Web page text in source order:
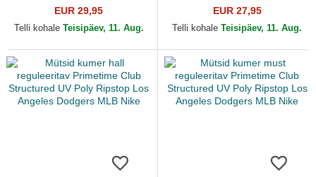
UV Poly Ripstop Los Angeles
Dodgers MLB Nike
EUR 29,95
Telli kohale Teisipäev, 11. Aug.
Structured UV Poly Ripstop
New York Yankees MLB Nike
EUR 27,95
Telli kohale Teisipäev, 11. Aug.